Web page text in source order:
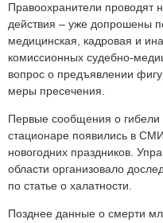
Правоохранители проводят
действия – уже допрошены
медицинская, кадровая и
комиссионных судебно-
вопрос о предъявлении
меры пресечения.
Первые сообщения о
стационаре появились в
новогодних праздников.
области организовало
по статье о халатности.
Позднее данные о смерти